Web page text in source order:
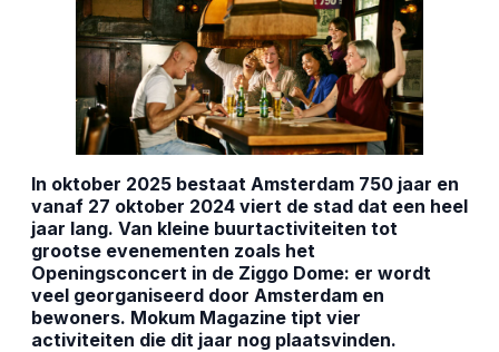
In oktober 2025 bestaat Amsterdam 750 jaar en
vanaf 27 oktober 2024 viert de stad dat een heel
jaar lang. Van kleine buurtactiviteiten tot
grootse evenementen zoals het
Openingsconcert in de Ziggo Dome: er wordt
veel georganiseerd door Amsterdam en
bewoners. Mokum Magazine tipt vier
activiteiten die dit jaar nog plaatsvinden.